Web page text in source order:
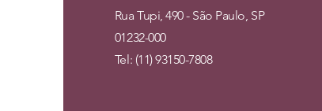
Rua Tupi, 490 - São Paulo, SP
01232-000
Tel: (11) 93150-7808